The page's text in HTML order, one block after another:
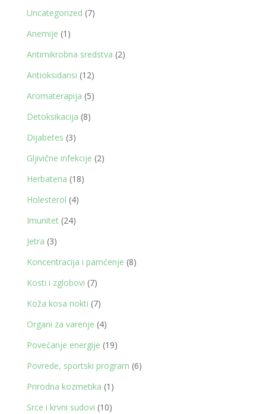
Uncategorized 77
Anemije 1 1
proizvod
Antimikrobna sredstva 22
Antioksidansi 1212
proizvoda
Aromaterapija 55
Detoksikacija 88
Dijabetes 33
proizvoda
Gljivične infekcije 22
Herbateria 1818
Holesterol 44
Imunitet 2424
Jetra 33
proizvoda
Koncentracija i pamćenje 88
Kosti i zglobovi 77
proizvoda
Koža kosa nokti 77
proizvoda
Organi za varenje 44
proizvoda
Povećanje energije 1919
proizvoda
Povrede, sportski program 66
Prirodna kozmetika 1 1
proizvod
Srce i krvni sudovi 1010